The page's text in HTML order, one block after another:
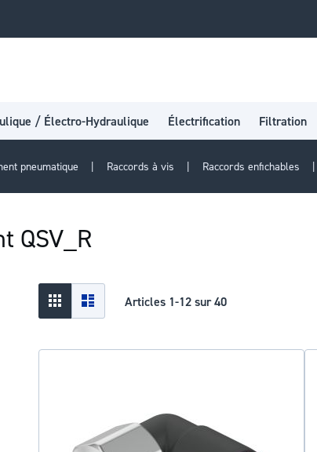
/ Électro-Hydraulique Électrification Filtration
pneumatique Raccords à vis Raccords enfichables
QSV_R
Afficher
en
Grid Liste Articles 1-12sur40